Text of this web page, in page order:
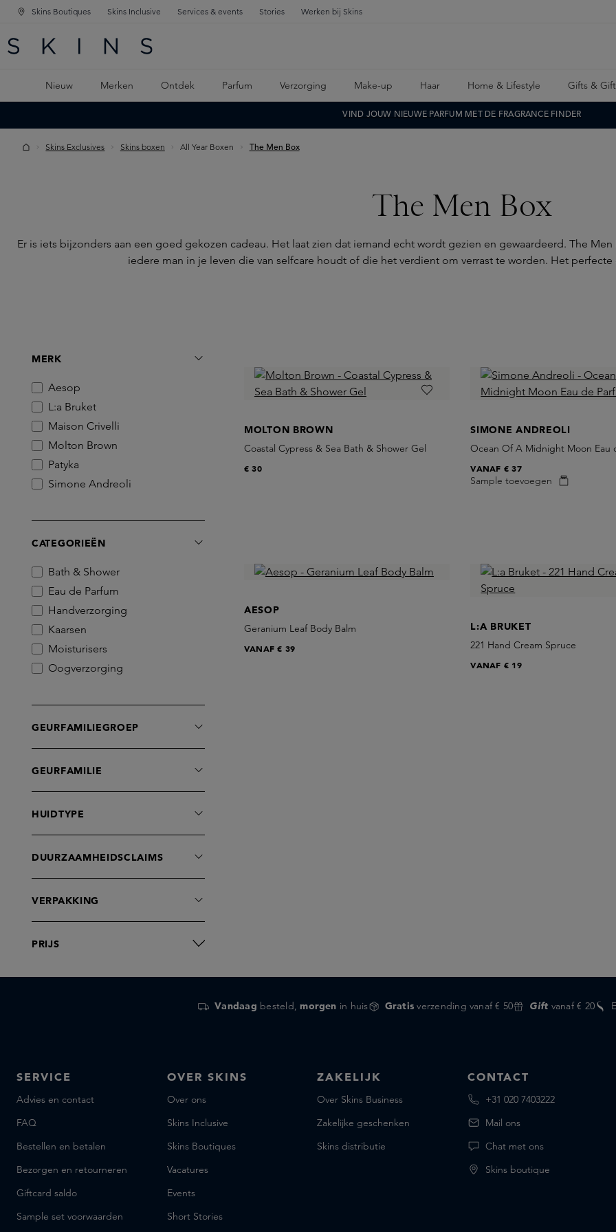
NAVIGATIE
DE HOOFDINHOUD
Skins Boutiques Skins Inclusive Services & events Stories Werken bij Skins
Nieuw Merken Ontdek Parfum Verzorging Make-up Haar Home & Lifestyle Gifts &
VIND JOUW NIEUWE PARFUM MET DE FRAGRANCE FINDER
Skins Exclusives Skins boxen All Year Boxen The Men Box
The Men Box
Er is iets bijzonders aan een goed gekozen cadeau. Het laat zien dat iemand echt wordt gezien en gewaardeerd. The
iedere man in je leven die van selfcare houdt of die het verdient om verrast te worden. Het
MERK
Aesop
L:a Bruket
Maison Crivelli
Molton Brown
Patyka
Simone Andreoli
CATEGORIEËN
Bath & Shower
Eau de Parfum
Handverzorging
Kaarsen
Moisturisers
Oogverzorging
GEURFAMILIEGROEP
GEURFAMILIE
HUIDTYPE
DUURZAAMHEIDSCLAIMS
VERPAKKING
PRIJS
MOLTON BROWN
Coastal Cypress & Sea Bath & Shower Gel
€ 30
SIMONE ANDREOLI
Ocean Of A Midnight Moon Eau
Sample toevoegen
VANAF € 37
AESOP
Geranium Leaf Body Balm
VANAF€ 39
L:A BRUKET
221 Hand Cream Spruce
VANAF € 19
Vandaag besteld,morgen in huis Gratis verzending vanaf € 50 Giftvanaf € 20
SERVICE
Advies en contact
FAQ
Bestellen en betalen
Bezorgen en retourneren
Giftcard saldo
Sample set voorwaarden
OVER SKINS
Over ons
Skins Inclusive
Skins Boutiques
Vacatures
Events
Short Stories
ZAKELIJK
Over Skins Business
Zakelijke geschenken
Skins distributie
CONTACT
+31 020 7403222
Mail ons
Chat met ons
Skins boutique